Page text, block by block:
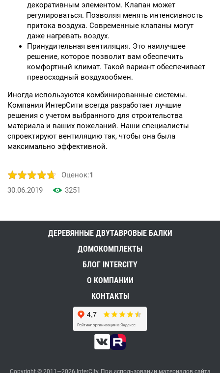
декоративным элементом. Клапан может
регулироваться. Позволяя менять интенсивность
притока воздуха. Современные клапаны могут
даже нагревать воздух.
Принудительная вентиляция. Это наилучшее
решение, которое позволит вам обеспечить
комфортный климат. Такой вариант обеспечивает
превосходный воздухообмен.
Иногда используются комбинированные системы.
Компания ИнтерСити всегда разработает лучшие
решения с учетом выбранного для строительства
материала и ваших пожеланий. Наши специалисты
спроектируют вентиляцию так, чтобы она была
максимально эффективной.
Оценок:1
30.06.2019
3251
ДЕРЕВЯННЫЕ ДВУТАВРОВЫЕ БАЛКИ
ДОМОКОМПЛЕКТЫ
БЛОГ INTERCITY
О КОМПАНИИ
КОНТАКТЫ